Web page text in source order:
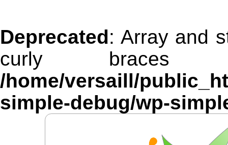
Deprecated: Array and
curly braces
/home/versaill/
simple-debug/wp-